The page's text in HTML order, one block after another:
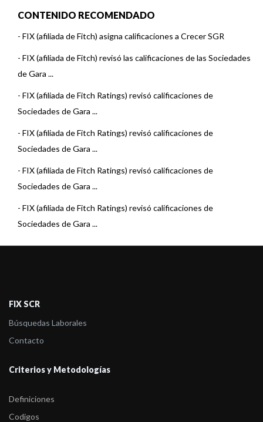
CONTENIDO RECOMENDADO
- FIX (afiliada de Fitch) asigna calificaciones a Crecer SGR
- FIX (afiliada de Fitch) revisó las calificaciones de las Sociedades
de Gara ...
- FIX (afiliada de Fitch Ratings) revisó calificaciones de
Sociedades de Gara ...
- FIX (afiliada de Fitch Ratings) revisó calificaciones de
Sociedades de Gara ...
- FIX (afiliada de Fitch Ratings) revisó calificaciones de
Sociedades de Gara ...
- FIX (afiliada de Fitch Ratings) revisó calificaciones de
Sociedades de Gara ...
FIX SCR
Búsquedas Laborales
Contacto
Criterios y Metodologías
Definiciones
Codigos